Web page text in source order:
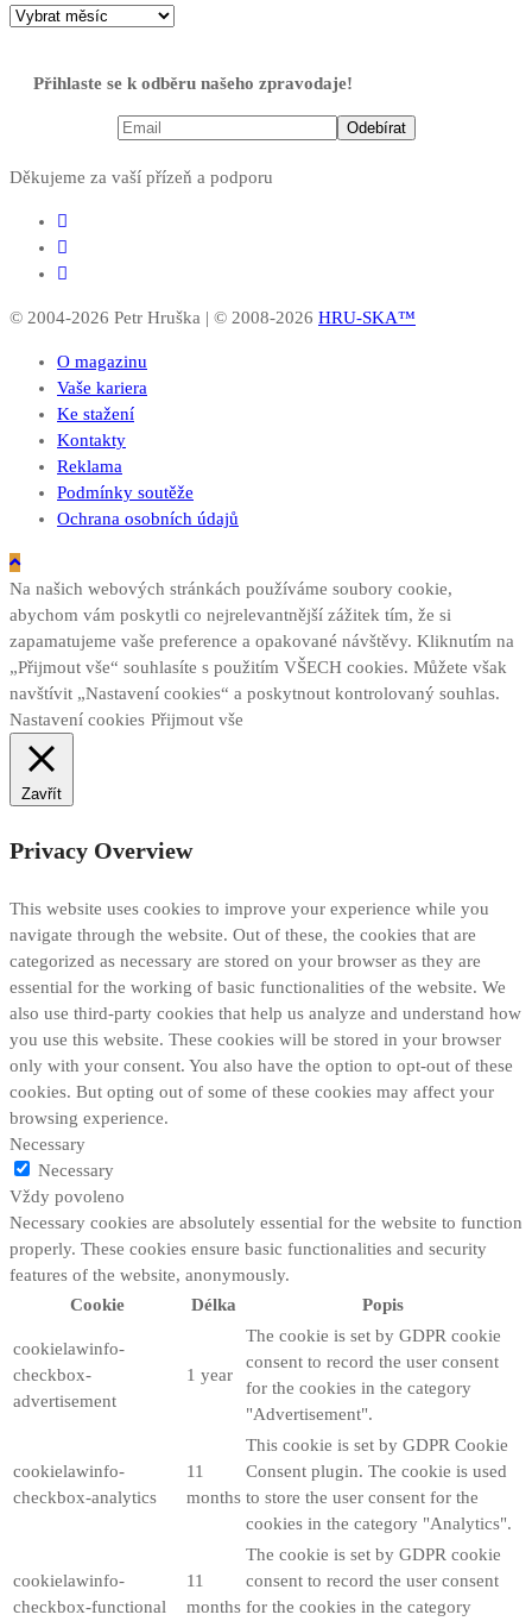
Přihlaste se k odběru našeho zpravodaje!
Děkujeme za vaší přízeň a podporu
© 2004-2026 Petr Hruška | © 2008-2026 HRU-SKA™
O magazinu
Vaše kariera
Ke stažení
Kontakty
Reklama
Podmínky soutěže
Ochrana osobních údajů
Na našich webových stránkách používáme soubory cookie,
abychom vám poskytli co nejrelevantnější zážitek tím, že si
zapamatujeme vaše preference a opakované návštěvy. Kliknutím na
„Přijmout vše“ souhlasíte s použitím VŠECH cookies. Můžete však
navštívit „Nastavení cookies“ a poskytnout kontrolovaný souhlas.
Nastavení cookies Přijmout vše
Zavřít
Privacy Overview
This website uses cookies to improve your experience while you
navigate through the website. Out of these, the cookies that are
categorized as necessary are stored on your browser as they are
essential for the working of basic functionalities of the website. We
also use third-party cookies that help us analyze and understand how
you use this website. These cookies will be stored in your browser
only with your consent. You also have the option to opt-out of these
cookies. But opting out of some of these cookies may affect your
browsing experience.
Necessary
Necessary
Vždy povoleno
Necessary cookies are absolutely essential for the website to function
properly. These cookies ensure basic functionalities and security
features of the website, anonymously.
Cookie
Délka Popis
cookielawinfo-
checkbox-
advertisement
1 year
The cookie is set by GDPR cookie
consent to record the user consent
for the cookies in the category
"Advertisement".
cookielawinfo-
checkbox-analytics
11
months
This cookie is set by GDPR Cookie
Consent plugin. The cookie is used
to store the user consent for the
cookies in the category "Analytics".
cookielawinfo-
checkbox-functional
11
months
The cookie is set by GDPR cookie
consent to record the user consent
for the cookies in the category